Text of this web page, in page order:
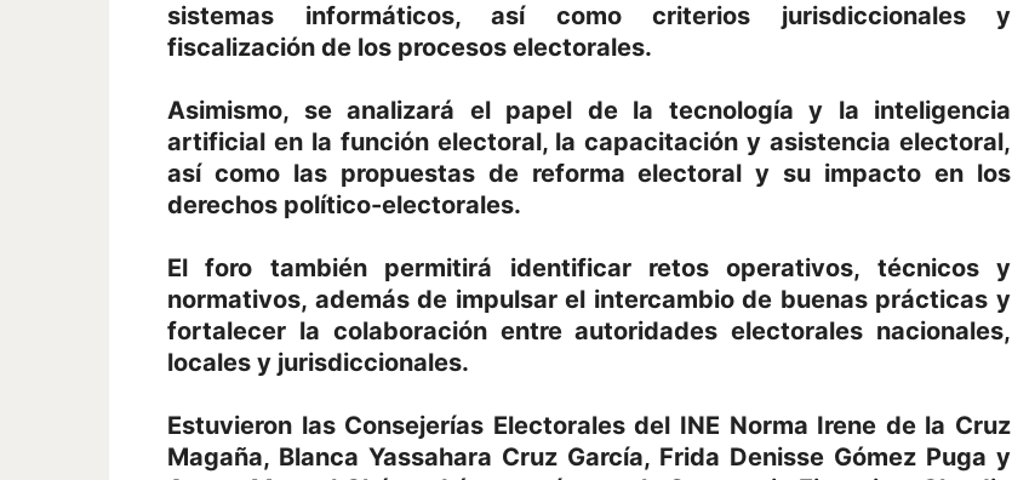
sistemas informáticos, así como criterios jurisdiccionales y
fiscalización de los procesos electorales.
Asimismo, se analizará el papel de la tecnología y la inteligencia
artificial en la función electoral, la capacitación y asistencia electoral,
así como las propuestas de reforma electoral y su impacto en los
derechos político-electorales.
El foro también permitirá identificar retos operativos, técnicos y
normativos, además de impulsar el intercambio de buenas prácticas y
fortalecer la colaboración entre autoridades electorales nacionales,
locales y jurisdiccionales.
Estuvieron las Consejerías Electorales del INE Norma Irene de la Cruz
Magaña, Blanca Yassahara Cruz García, Frida Denisse Gómez Puga y